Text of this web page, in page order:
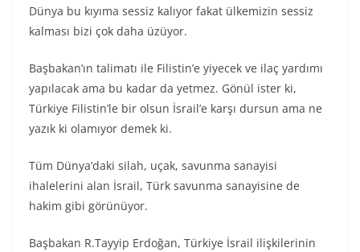
Dünya bu kıyıma sessiz kalıyor fakat ülkemizin sessiz
kalması bizi çok daha üzüyor.
Başbakan’ın talimatı ile Filistin’e yiyecek ve ilaç yardımı
yapılacak ama bu kadar da yetmez. Gönül ister ki,
Türkiye Filistin’le bir olsun İsrail’e karşı dursun ama ne
yazık ki olamıyor demek ki.
Tüm Dünya’daki silah, uçak, savunma sanayisi
ihalelerini alan İsrail, Türk savunma sanayisine de
hakim gibi görünüyor.
Başbakan R.Tayyip Erdoğan, Türkiye İsrail ilişkilerinin